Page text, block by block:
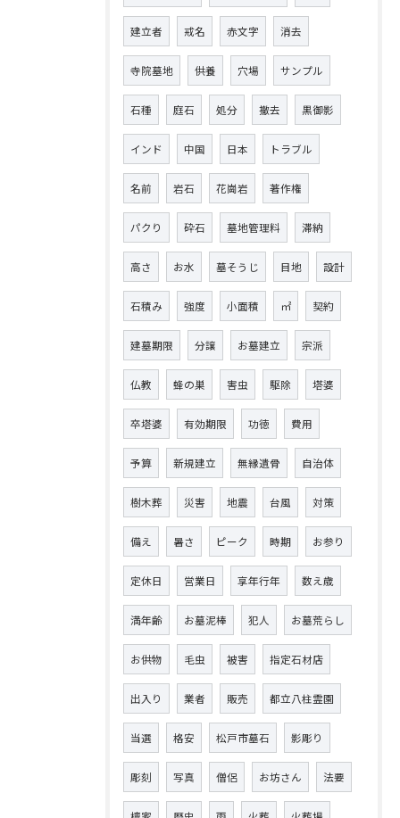
建立者 戒名 赤文字 消去
寺院墓地 供養 穴場 サンプル
石種 庭石 処分 撤去 黒御影
インド 中国 日本 トラブル
名前 岩石 花崗岩 著作権
パクり 砕石 墓地管理料 滞納
高さ お水 墓そうじ 目地 設計
石積み 強度 小面積 ㎡ 契約
建墓期限 分譲 お墓建立 宗派
仏教 蜂の巣 害虫 駆除 塔婆
卒塔婆 有効期限 功徳 費用
予算 新規建立 無縁遺骨 自治体
樹木葬 災害 地震 台風 対策
備え 暑さ ピーク 時期 お参り
定休日 営業日 享年行年 数え歳
満年齢 お墓泥棒 犯人 お墓荒らし
お供物 毛虫 被害 指定石材店
出入り 業者 販売 都立八柱霊園
当選 格安 松戸市墓石 影彫り
彫刻 写真 僧侶 お坊さん 法要